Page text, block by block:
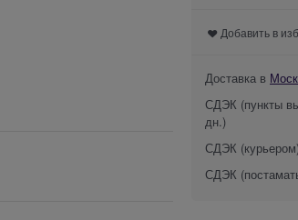
Добавить в
Доставка в
СДЭК (пункты
дн.)
СДЭК
СДЭК